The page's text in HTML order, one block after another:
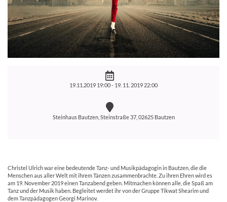
19.11.2019 19:00 - 19. 11. 2019 22:00
Steinhaus Bautzen, Steinstraße 37, 02625 Bautzen
Christel Ulrich war eine bedeutende Tanz- und Musikpädagogin in Bautzen, die die
Menschen aus aller Welt mit ihrem Tänzen zusammenbrachte. Zu ihren Ehren wird es
am 19. November 2019 einen Tanzabend geben. Mitmachen können alle, die Spaß am
Tanz und der Musik haben. Begleitet werdet ihr von der Gruppe Tikwat Shearim und
dem Tanzpädagogen Georgi Marinov.